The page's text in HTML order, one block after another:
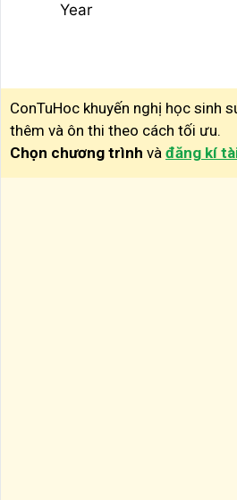
Year
ConTuHoc khuyến nghị học sinh
thêm và ôn thi theo cách tối ưu.
Chọn chương trình và đăng kí